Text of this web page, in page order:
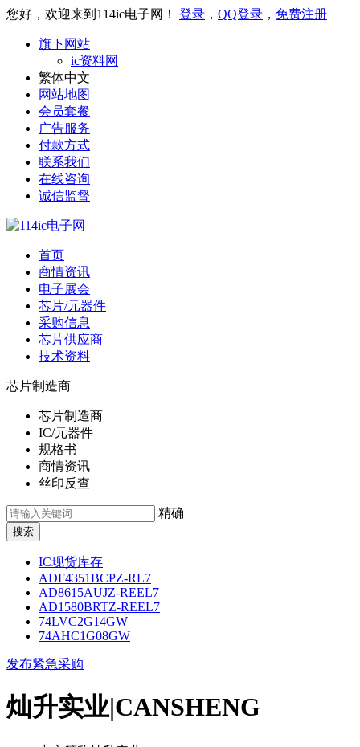
您好，欢迎来到114ic电子网！ 登录 ， QQ登录 ， 免费注册
旗下网站
ic资料网
繁体中文
网站地图
会员套餐
广告服务
付款方式
联系我们
在线咨询
诚信监督
首页
商情资讯
电子展会
芯片/元器件
采购信息
芯片供应商
技术资料
芯片制造商
芯片制造商
IC/元器件
规格书
商情资讯
丝印反查
精确
IC现货库存
ADF4351BCPZ-RL7
AD8615AUJZ-REEL7
AD1580BRTZ-REEL7
74LVC2G14GW
74AHC1G08GW
发布紧急采购
灿升实业|CANSHENG